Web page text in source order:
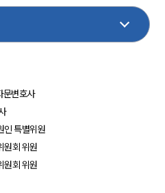
전문변호사
사항
블로그
서식
브로슈어
미나
문변호사
인 특별위원
원회 위원
원회 위원